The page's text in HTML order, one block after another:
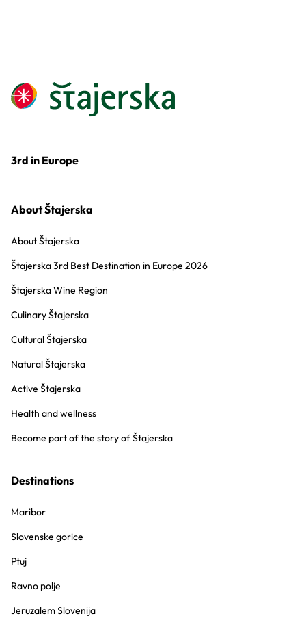
3rd in Europe
About Štajerska
About Štajerska
Štajerska 3rd Best Destination in Europe 2026
Štajerska Wine Region
Culinary Štajerska
Cultural Štajerska
Natural Štajerska
Active Štajerska
Health and wellness
Become part of the story of Štajerska
Destinations
Maribor
Slovenske gorice
Ptuj
Ravno polje
Jeruzalem Slovenija